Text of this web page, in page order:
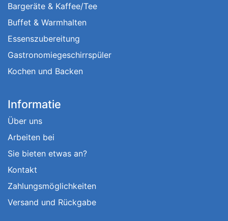
Bargeräte & Kaffee/Tee
Buffet & Warmhalten
Essenszubereitung
Gastronomiegeschirrspüler
Kochen und Backen
Informatie
Über uns
Arbeiten bei
Sie bieten etwas an?
Kontakt
Zahlungsmöglichkeiten
Versand und Rückgabe